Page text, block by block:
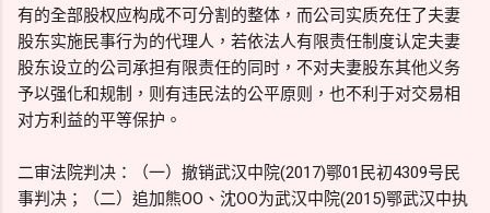
有的全部股权应构成不可分割的整体，而公司实质充任了夫妻
股东实施民事行为的代理人，若依法人有限责任制度认定夫妻
股东设立的公司承担有限责任的同时，不对夫妻股东其他义务
予以强化和规制，则有违民法的公平原则，也不利于对交易相
对方利益的平等保护。
二审法院判决：（一）撤销武汉中院(2017)鄂01民初4309号民
事判决；（二）追加熊OO、沈OO为武汉中院(2015)鄂武汉中执